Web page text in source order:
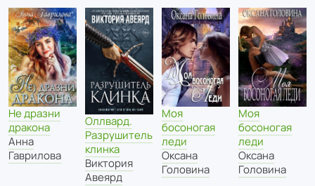
Не дразни
дракона
Анна
Гаврилова
Оллвард.
Разрушитель
клинка
Виктория
Авеярд
Моя
босоногая
леди
Оксана
Головина
Моя
босоногая
леди
Оксана
Головина